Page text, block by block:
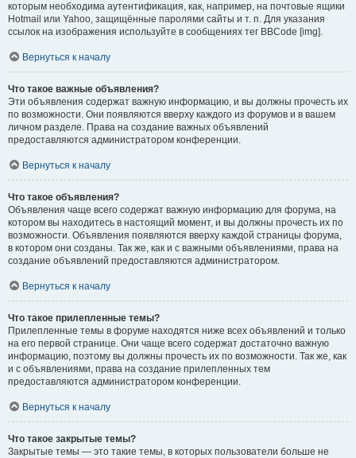
которым необходима аутентификация, как, например, на почтовые ящики
Hotmail или Yahoo, защищённые паролями сайты и т. п. Для указания
ссылок на изображения используйте в сообщениях тег BBCode [img].
Вернуться к началу
Что такое важные объявления?
Эти объявления содержат важную информацию, и вы должны прочесть их
по возможности. Они появляются вверху каждого из форумов и в вашем
личном разделе. Права на создание важных объявлений
предоставляются администратором конференции.
Вернуться к началу
Что такое объявления?
Объявления чаще всего содержат важную информацию для форума, на
котором вы находитесь в настоящий момент, и вы должны прочесть их по
возможности. Объявления появляются вверху каждой страницы форума,
в котором они созданы. Так же, как и с важными объявлениями, права на
создание объявлений предоставляются администратором.
Вернуться к началу
Что такое прилепленные темы?
Прилепленные темы в форуме находятся ниже всех объявлений и только
на его первой странице. Они чаще всего содержат достаточно важную
информацию, поэтому вы должны прочесть их по возможности. Так же, как
и с объявлениями, права на создание прилепленных тем
предоставляются администратором конференции.
Вернуться к началу
Что такое закрытые темы?
Закрытые темы — это такие темы, в которых пользователи больше не